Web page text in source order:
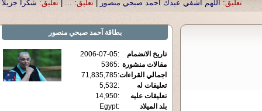
اللهم اشفي عبدك احمد صبحي منصور|تعليق: ... تعليق: شكرا جزيلا أستاذ
بطاقة آحمد صبحي منصور
تاريخ الانضمام :
2006-07-05
مقالات منشورة :
5365
اجمالي القراءات:
71,835,785
تعليقات له
:
5,532
تعليقات عليه
:
14,950
بلد الميلاد
:
Egypt